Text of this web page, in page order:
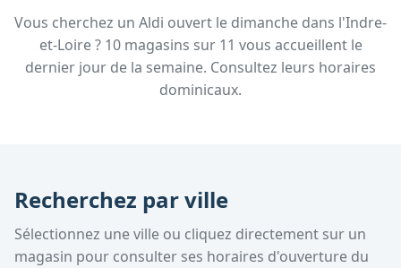
Vous cherchez un Aldi ouvert le dimanche dans l'Indre-
et-Loire? 10 magasins sur 11 vous accueillentle
dernier jour de la semaine. Consultez leurs horaires
dominicaux.
Recherchez par ville
Sélectionnez une ville ou cliquez directement sur un
magasin pour consulter ses horaires d'ouverture du